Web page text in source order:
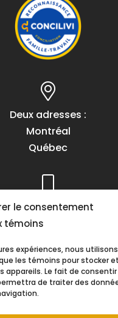
le consentement
témoins
expériences, nous
les témoins pour stocker
appareils. Le fait de consentir
de traiter des
Deux adresses :
Montréal
Québec
Téléphone :
(418) 622-1001
Heures d’ouverture :